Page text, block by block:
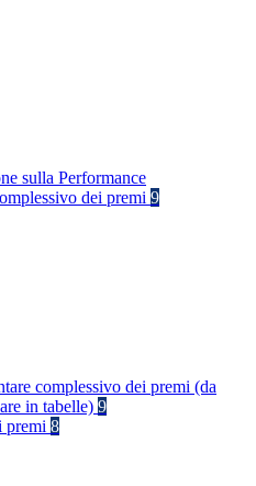
sulla Performance
dei premi 9
complessivo dei premi (da
in tabelle) 9
premi 8